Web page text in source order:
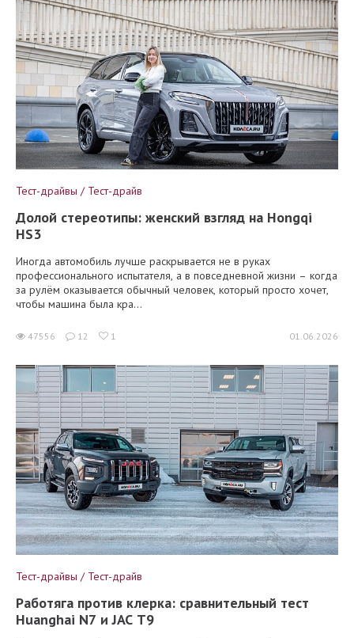
Тест-драйвы / Тест-драйв
Долой стереотипы: женский взгляд на Hongqi
HS3
Иногда автомобиль лучше раскрывается не в руках
профессионального испытателя, а в повседневной жизни – когда
за рулём оказывается обычный человек, который просто хочет,
чтобы машина была кра...
47556 12 1 01.06.2026
Тест-драйвы / Тест-драйв
Работяга против клерка: сравнительный тест
Huanghai N7 и JAC T9